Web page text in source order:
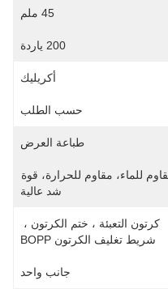
45 ملم
200 ياردة
أكريليك
حسب الطلب
طباعة العرض
شد عالية
شريط تغليف الكرتون BOPP
جانب واحد